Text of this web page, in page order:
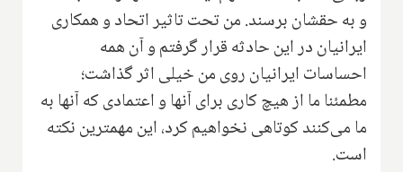
و به حقشان برسند. من تحت تاثیر اتحاد و همکاری
ایرانیان در این حادثه قرار گرفتم و آن همه
احساسات ایرانیان روی من خیلی اثر گذاشت؛
مطمئنا ما از هیچ کاری برای آنها و اعتمادی که آنها به
ما می‌کنند کوتاهی نخواهیم کرد، این مهمترین نکته
است.